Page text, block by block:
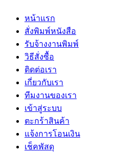
หน้าแรก
สั่งพิมพ์หนังสือ
รับจ้างงานพิมพ์
วิธีสั่งซื้อ
ติดต่อเรา
เกี่ยวกับเรา
ทีมงานของเรา
เข้าสู่ระบบ
ตะกร้าสินค้า
แจ้งการโอนเงิน
เช็คพัสดุ